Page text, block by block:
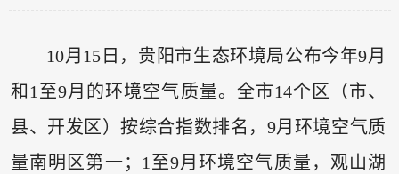
10月15日，贵阳市生态环境局公布今年9月
和1至9月的环境空气质量。全市14个区（市、
县、开发区）按综合指数排名，9月环境空气质
量南明区第一；1至9月环境空气质量，观山湖